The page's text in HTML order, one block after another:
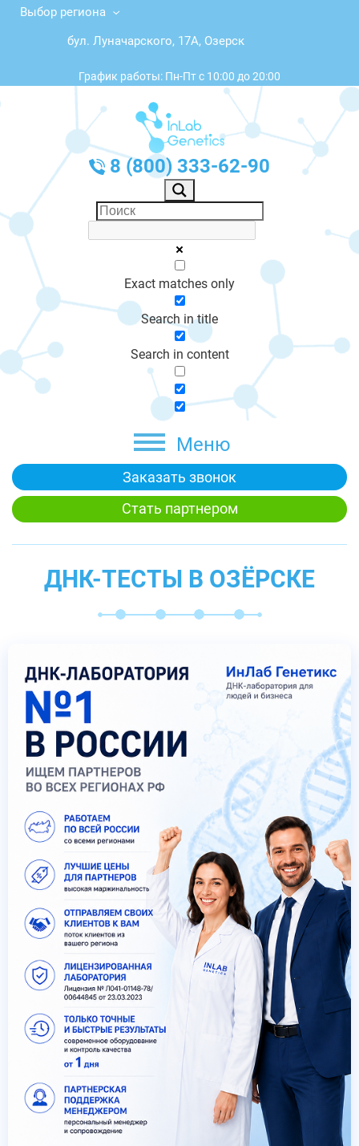
Выбор региона
бул. Луначарского, 17А, Озерск
График работы: Пн-Пт с 10:00 до 20:00
8 (800) 333-62-90
Exact matches only
Search in title
Search in content
Меню
Заказать звонок
Стать партнером
ДНК-ТЕСТЫ В ОЗЁРСКЕ